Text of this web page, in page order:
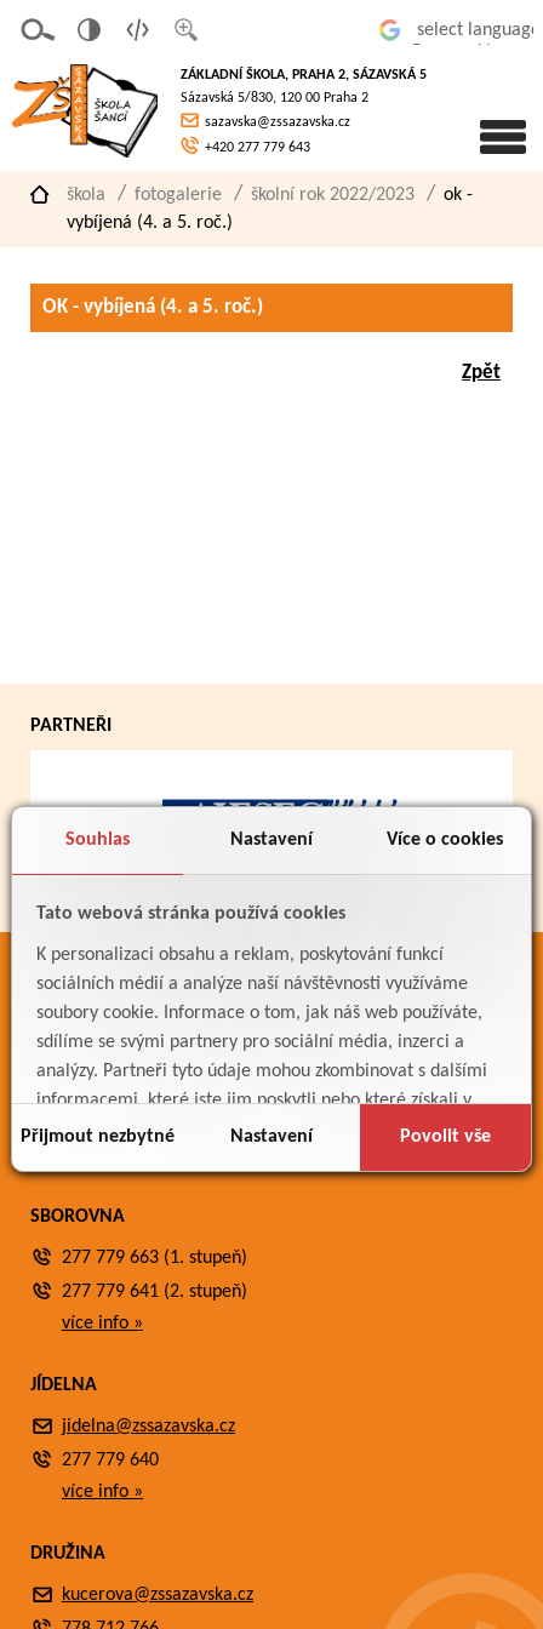
Souhlas Nastavení Více o cookies
Tato webová stránka používá cookies
K personalizaci obsahu a reklam, poskytování funkcí
sociálních médií a analýze naší návštěvnosti využíváme
soubory cookie. Informace o tom, jak náš web používáte,
sdílíme se svými partnery pro sociální média, inzerci a
analýzy. Partneři tyto údaje mohou zkombinovat s dalšími
informacemi, které jste jim poskytli nebo které získali v
důsledku toho, že používáte jejich služby.
Přijmout nezbytné Nastavení Povolit vše
písmo
á
verze
pro
slaboz
raké
ZÁKLADNÍ ŠKOLA, PRAHA 2, SÁZAVSKÁ 5
Sázavská 5/830, 120 00 Praha 2
sazavska@zssazavska.cz
+420 277 779 643
škola fotogalerie školní rok 2022/2023
ok -
vybíjená (4. a 5. roč.)
OK - vybíjená (4. a 5. roč.)
Zpět
PARTNEŘI
ODKAZY
Bakaláři
Jídelníček
Meteostanice
SBOROVNA
277 779 663 (1. stupeň)
277 779 641 (2. stupeň)
více info »
JÍDELNA
jidelna@zssazavska.cz
277 779 640
více info »
DRUŽINA
kucerova@zssazavska.cz